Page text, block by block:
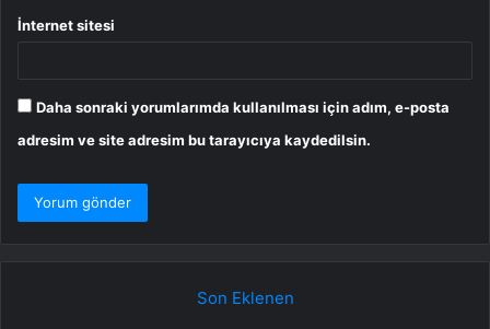
İnternet sitesi
Daha sonraki yorumlarımda kullanılması için adım, e-posta
adresim ve site adresim bu tarayıcıya kaydedilsin.
Son Eklenen